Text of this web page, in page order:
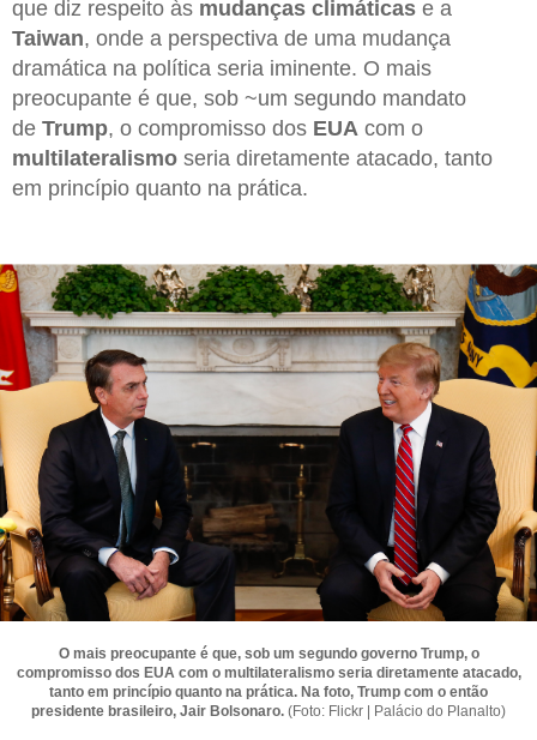
que diz respeito às mudanças climáticas e a
Taiwan, onde a perspectiva de uma mudança
dramática na política seria iminente. O mais
preocupante é que, sob ~um segundo mandato
de Trump, o compromisso dos EUA com o
multilateralismo seria diretamente atacado, tanto
em princípio quanto na prática.
O mais preocupante é que, sob um segundo governo Trump, o
compromisso dos EUA com o multilateralismo seria diretamente atacado,
tanto em princípio quanto na prática. Na foto, Trump com o então
presidente brasileiro, Jair Bolsonaro. (Foto: Flickr | Palácio do Planalto)